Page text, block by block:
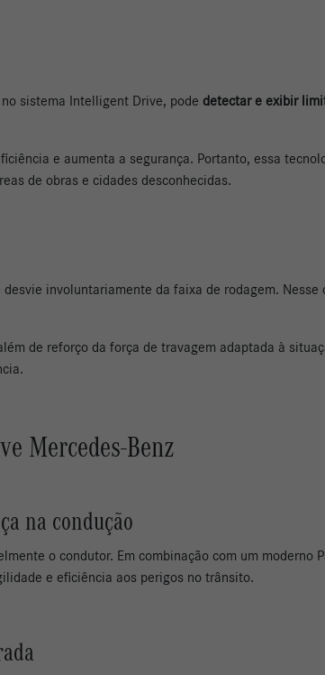
sistema Intelligent Drive, pode detectar e exibir
e aumenta a segurança. Portanto, essa
de obras e cidades desconhecidas.
involuntariamente da faixa de rodagem.
de reforço da força de travagem adaptada à
Mercedes-Benz
na condução
o condutor. Em combinação com um moderno
e eficiência aos perigos no trânsito.